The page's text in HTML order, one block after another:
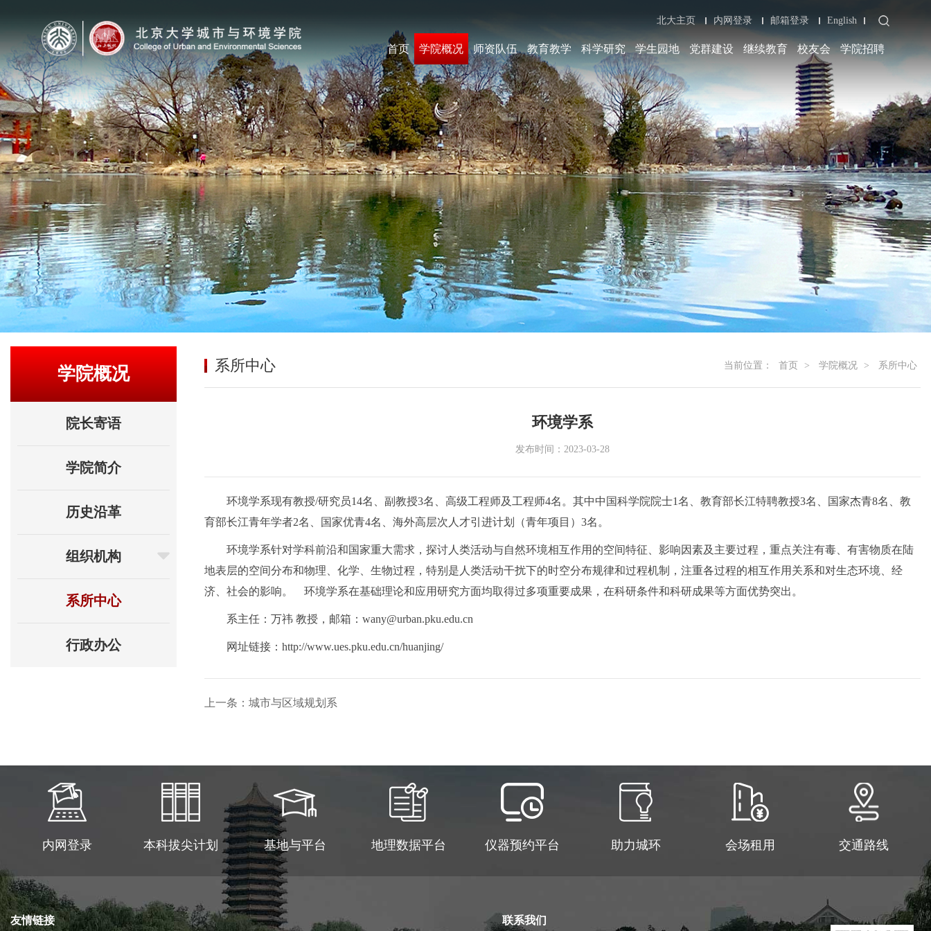
北大主页 内网登录 邮箱登录 English
首页 学院概况 师资队伍 教育教学 科学研究 学生园地 党群建设 继续教育 校友会 学院招聘
学院概况
院长寄语
学院简介
历史沿革
组织机构
系所中心
行政办公
系所中心 当前位置： 首页 > 学院概况 > 系所中心
环境学系
发布时间：2023-03-28
环境学系现有教授/研究员14名、副教授3名、高级工程师及工程师4名。其中中国科学院院士1名、教育部长江特聘教授3名、国家杰青8名、教
育部长江青年学者2名、国家优青4名、海外高层次人才引进计划（青年项目）3名。
环境学系针对学科前沿和国家重大需求，探讨人类活动与自然环境相互作用的空间特征、影响因素及主要过程，重点关注有毒、有害物质在陆
地表层的空间分布和物理、化学、生物过程，特别是人类活动干扰下的时空分布规律和过程机制，注重各过程的相互作用关系和对生态环境、经
济、社会的影响。 环境学系在基础理论和应用研究方面均取得过多项重要成果，在科研条件和科研成果等方面优势突出。
系主任：万祎 教授，邮箱：wany@urban.pku.edu.cn
网址链接：http://www.ues.pku.edu.cn/huanjing/
上一条：城市与区域规划系
内网登录 本科拔尖计划 基地与平台 地理数据平台 仪器预约平台 助力城环 会场租用 交通路线
友情链接 联系我们